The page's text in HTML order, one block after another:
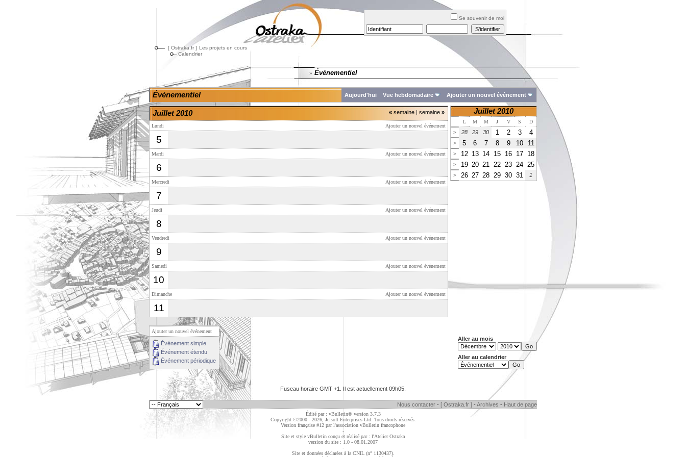
Se souvenir de moi
[ Ostraka.fr ] Les projets en cours
Calendrier
» Événementiel
Événementiel Aujourd'hui Vue hebdomadaire Ajouter un nouvel événement
« semaine | semaine »
Juillet 2010
Ajouter un nouvel événement
Lundi
5
Ajouter un nouvel événement
Mardi
6
Ajouter un nouvel événement
Mercredi
7
Ajouter un nouvel événement
Jeudi
8
Ajouter un nouvel événement
Vendredi
9
Ajouter un nouvel événement
Samedi
10
Ajouter un nouvel événement
Dimanche
11
Juillet 2010
L M M J V S
D
>
28 29 30 1 2 3 4
> 5 6 7 8 9 10 11
> 12 13 14 15 16 17 18
> 19 20 21 22 23 24 25
> 26 27 28 29 30 31 1
Ajouter un nouvel événement
Événement simple
Événement étendu
Événement périodique
Aller au mois
Aller au calendrier
Fuseau horaire GMT +1. Il est actuellement 09h05
Nous contacter - [ Ostraka.fr ] - Archives - Haut de page
Édité par : vBulletin® version 3.7.3
Copyright ©2000 - 2026, Jelsoft Enterprises Ltd. Tous droits réservés.
Version française #12 parl'association vBulletin francophone
-
Site et style vBulletin conçu et réalisé par : l'Atelier Ostraka
version du site : 1.0 - 08.01.2007
-
Site et données déclarées à la CNIL (n° 1130437).